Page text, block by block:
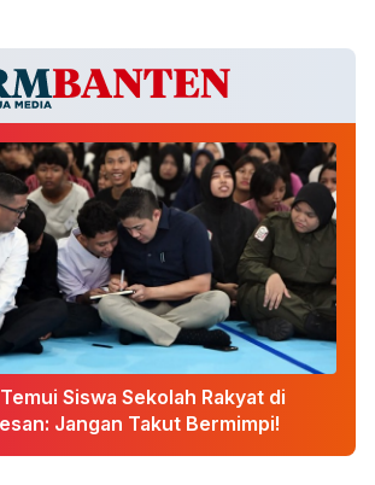
Siswa Sekolah Rakyat di
Jangan Takut Bermimpi!